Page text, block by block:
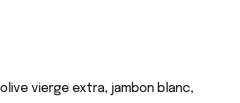
vierge extra, jambon blanc,